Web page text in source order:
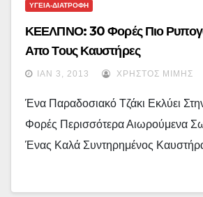
ΥΓΕΙΑ-ΔΙΑΤΡΟΦΗ
ΚΕΕΛΠΝΟ: 30 Φορές Πιο
Απο Τους Καυστήρες
ΙΑΝ 3, 2013 ΧΡΉΣΤΟΣ ΜΊΜΗΣ
Ένα Παραδοσιακό Τζάκι Εκλύει
Φορές Περισσότερα Αιωρούμενα
Ένας Καλά Συντηρημένος